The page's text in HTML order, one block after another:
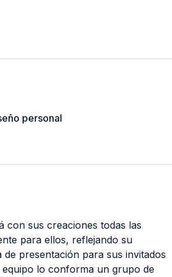
personal
con sus creaciones todas las
para ellos, reflejando su
presentación para sus invitados
equipo lo conforma un grupo de